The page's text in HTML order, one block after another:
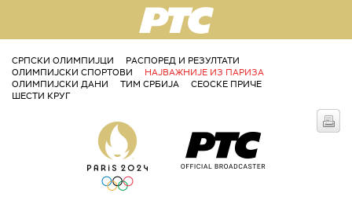
РТС
СРПСКИ ОЛИМПИЈЦИ
РАСПОРЕД И РЕЗУЛТАТИ
ОЛИМПИЈСКИ СПОРТОВИ
НАЈВАЖНИЈЕ ИЗ ПАРИЗА
ОЛИМПИЈСКИ ДАНИ
ТИМ СРБИЈА
СЕОСКЕ ПРИЧЕ
ШЕСТИ КРУГ